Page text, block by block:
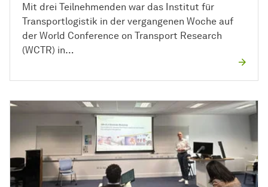
Mit drei Teilnehmenden war das Institut für
Transportlogistik in der vergangenen Woche auf
der World Conference on Transport Research
(WCTR) in…